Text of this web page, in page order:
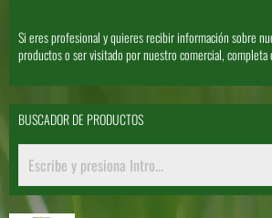
Si eres profesional y quieres recibir información sobre
productos o ser visitado por nuestro comercial, completa
BUSCADOR DE PRODUCTOS